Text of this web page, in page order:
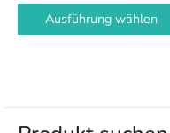
Ausführung wählen